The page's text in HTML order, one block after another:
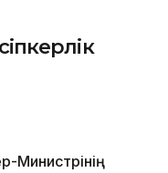
Министрінің